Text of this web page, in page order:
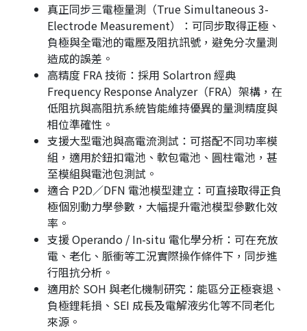
真正同步三電極量測（True Simultaneous 3-
Electrode Measurement）：可同步取得正極、
負極與全電池的電壓及阻抗訊號，避免分次量測
造成的誤差。
高精度 FRA 技術：採用 Solartron 經典
Frequency Response Analyzer（FRA）架構，在
低阻抗與高阻抗系統皆能維持優異的量測精度與
相位準確性。
支援大型電池與高電流測試：可搭配不同功率模
組，適用於鈕扣電池、軟包電池、圓柱電池，甚
至模組與電池包測試。
適合 P2D／DFN 電池模型建立：可直接取得正負
極個別動力學參數，大幅提升電池模型參數化效
率。
支援 Operando / In-situ 電化學分析：可在充放
電、老化、脈衝等工況實際操作條件下，同步進
行阻抗分析。
適用於 SOH 與老化機制研究：能區分正極衰退、
負極鋰耗損、SEI 成長及電解液劣化等不同老化
來源。